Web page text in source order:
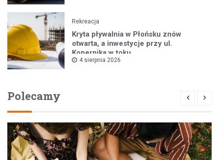
Rekreacja
Kryta pływalnia w Płońsku znów
otwarta, a inwestycje przy ul.
Kopernika w toku
4 sierpnia 2026
Polecamy